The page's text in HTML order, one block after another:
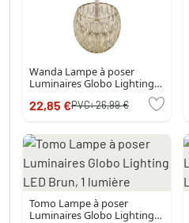
Wanda Lampe à poser
Luminaires Globo Lighting
22,85 €PVC:26,99 €
Tomo Lampe à poser
Luminaires Globo Lighting